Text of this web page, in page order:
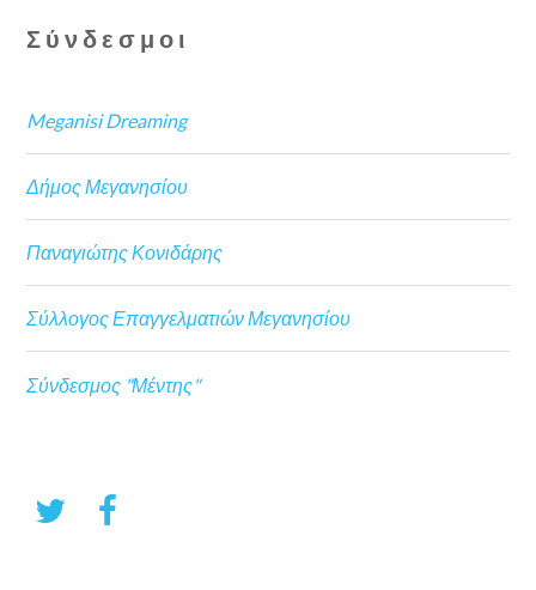
Σύνδεσμοι
Meganisi Dreaming
Δήμος Μεγανησίου
Παναγιώτης Κονιδάρης
Σύλλογος Επαγγελματιών Μεγανησίου
Σύνδεσμος "Μέντης"